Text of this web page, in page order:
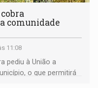
comunidade
11:08
pediu à União a
o que permitirá